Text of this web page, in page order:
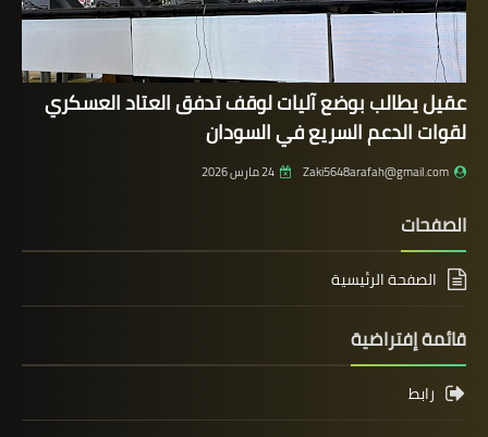
عقيل يطالب بوضع آليات لوقف تدفق العتاد العسكري
لقوات الدعم السريع في السودان
Zaki5648arafah@gmail.com 24 مارس 2026
الصفحات
الصفحة الرئيسية
قائمة إفتراضية
رابط